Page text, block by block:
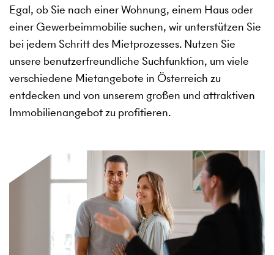
Egal, ob Sie nach einer Wohnung, einem Haus oder
einer Gewerbeimmobilie suchen, wir unterstützen Sie
bei jedem Schritt des Mietprozesses. Nutzen Sie
unsere benutzerfreundliche Suchfunktion, um viele
verschiedene Mietangebote in Österreich zu
entdecken und von unserem großen und attraktiven
Immobilienangebot zu profitieren.